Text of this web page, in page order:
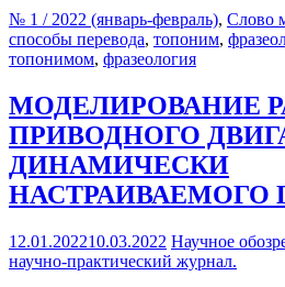
№ 1 / 2022 (январь-февраль), Слово
способы перевода, топоним,
топонимом, фразеология
МОДЕЛИРОВАНИЕ
ПРИВОДНОГО
ДИНАМИЧЕСКИ
НАСТРАИВАЕМОГО
12.01.202210.03.2022 Научное
научно-практический журнал.